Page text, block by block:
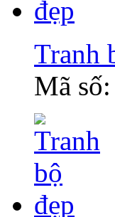
Tranh
Mã